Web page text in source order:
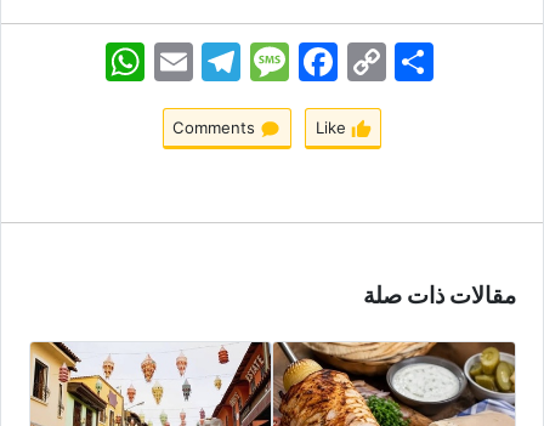
WhatsApp EmailTelegramMessageFacebook Copy
Link
اشتراک
Like
Comments
مقالات ذات صلة